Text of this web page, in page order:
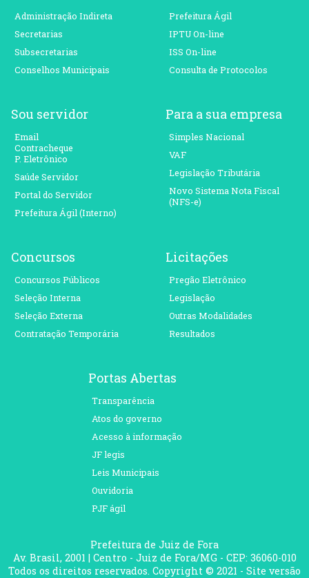
Administração Indireta
Secretarias
Subsecretarias
Conselhos Municipais
Prefeitura Ágil
IPTU On-line
ISS On-line
Consulta de Protocolos
Sou servidor
Email
Contracheque
P. Eletrônico
Saúde Servidor
Portal do Servidor
Prefeitura Ágil (Interno)
Para a sua empresa
Simples Nacional
VAF
Legislação Tributária
Novo Sistema Nota Fiscal
(NFS-e)
Concursos
Concursos Públicos
Seleção Interna
Seleção Externa
Contratação Temporária
Licitações
Pregão Eletrônico
Legislação
Outras Modalidades
Resultados
Portas Abertas
Transparência
Atos do governo
Acesso à informação
JF legis
Leis Municipais
Ouvidoria
PJF ágil
Prefeitura de Juiz de Fora
Av. Brasil, 2001 | Centro - Juiz de Fora/MG - CEP: 36060-010
Todos os direitos reservados. Copyright © 2021 - Site versão